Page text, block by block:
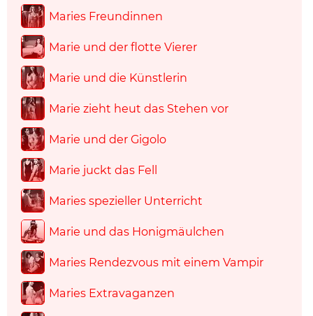
Maries Freundinnen
Marie und der flotte Vierer
Marie und die Künstlerin
Marie zieht heut das Stehen vor
Marie und der Gigolo
Marie juckt das Fell
Maries spezieller Unterricht
Marie und das Honigmäulchen
Maries Rendezvous mit einem Vampir
Maries Extravaganzen